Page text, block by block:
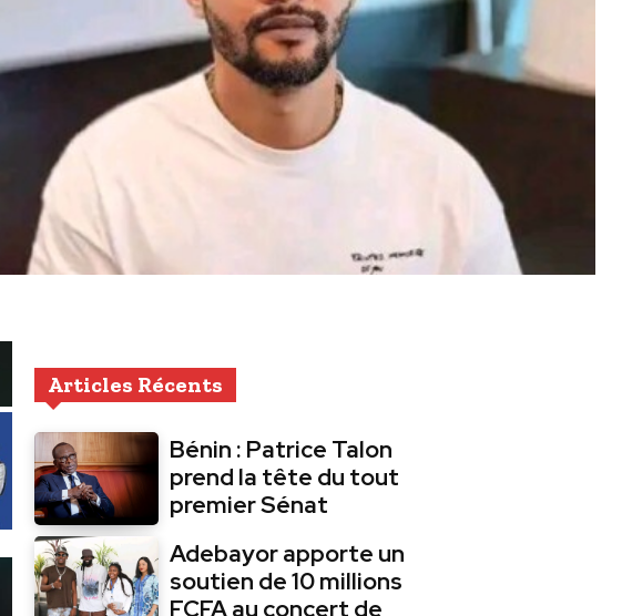
Articles Récents
Bénin : Patrice Talon
prend la tête du tout
premier Sénat
Adebayor apporte un
soutien de 10 millions
FCFA au concert de